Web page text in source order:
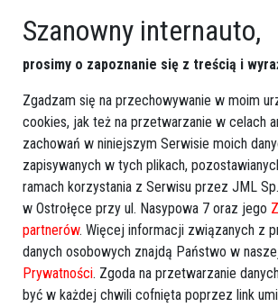
Szanowny internauto,
prosimy o zapoznanie się z treścią i
Zgadzam się na przechowywanie w moim
cookies, jak też na przetwarzanie w celach
zachowań w niniejszym Serwisie moich
zapisywanych w tych plikach,
ramach korzystania z Serwisu przez JML
w Ostrołęce przy ul. Nasypowa 7 oraz jego
partnerów. Więcej informacji związanych z
danych osobowych znajdą Państwo w
Prywatności. Zgoda na przetwarzanie
być w każdej chwili cofnięta poprzez link